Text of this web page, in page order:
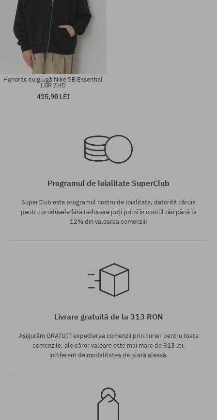
Hanorac cu glugă Nike SB Essential
LBR ZHD
415,90 LEI
Programul de loialitate SuperClub
SuperClub este programul nostru de loialitate, datorită căruia
pentru produsele fără reducere poți primi în contul tău până la
12% din valoarea comenzii!
Livrare gratuită de la 313 RON
Asigurăm GRATUIT expedierea comenzii prin curier pentru toate
comenzile, ale căror valoare este mai mare de 313 lei,
indiferent de modalitatea de plată aleasă.